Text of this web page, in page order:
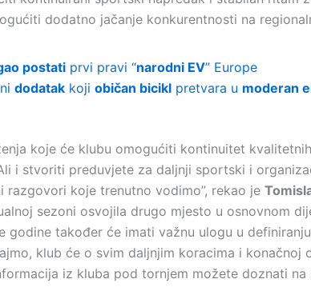
dodatno jačanje konkurentnosti na
postati prvi pravi “narodni EV” Europe
dodatak koji običan bicikl pretvara u moderan
koje će klubu omogućiti kontinuitet
i stvoriti preduvjete za daljnji sportski i
koje trenutno vodimo”, rekao je
sezoni osvojila drugo mjesto u osnovnom
godine također će imati važnu ulogu u
klub će o svim daljnjim koracima i konačnoj
iz kluba pod tornjem možete doznati na